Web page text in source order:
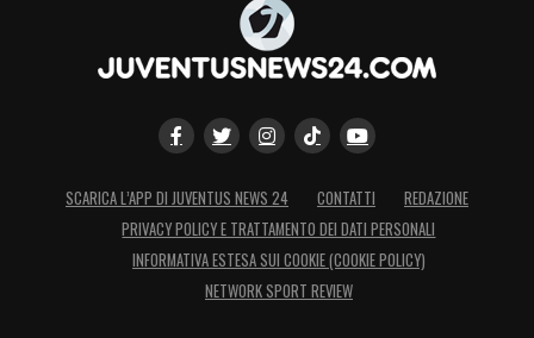
SCARICA L’APP DI JUVENTUS NEWS 24 CONTATTI
REDAZIONE
PRIVACY POLICY E TRATTAMENTO DEI DATI PERSONALI
INFORMATIVA ESTESA SUI COOKIE (COOKIE POLICY)
NETWORK SPORT REVIEW